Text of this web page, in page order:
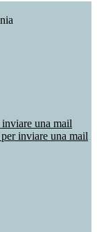
una mail
inviare una mail